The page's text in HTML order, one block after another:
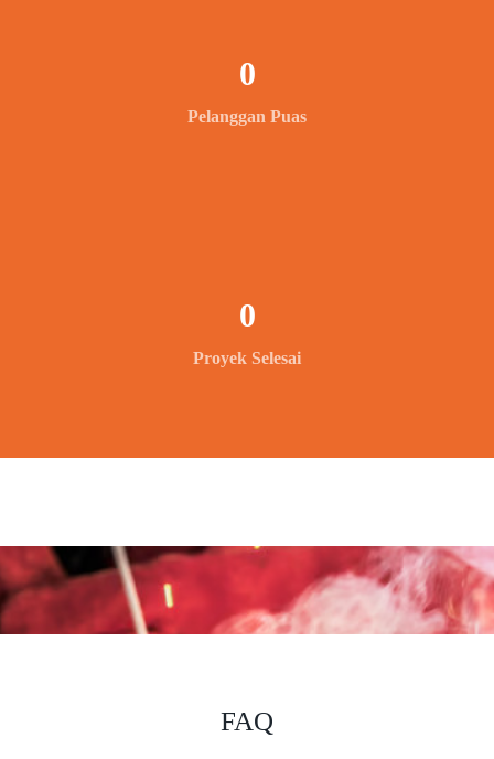
Pelanggan Puas
0
Proyek Selesai
0
FAQ